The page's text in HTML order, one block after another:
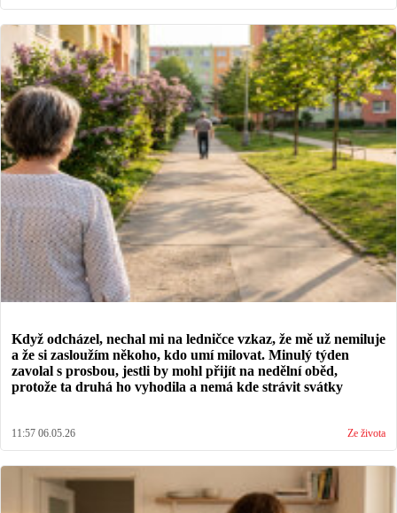
Když odcházel, nechal mi na ledničce vzkaz, že mě už nemiluje
a že si zasloužím někoho, kdo umí milovat. Minulý týden
zavolal s prosbou, jestli by mohl přijít na nedělní oběd,
protože ta druhá ho vyhodila a nemá kde strávit svátky
11:57 06.05.26 Ze života